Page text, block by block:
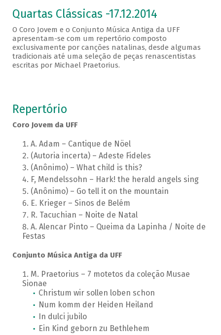
Quartas Clássicas -17.12.2014
O Coro Jovem e o Conjunto Música Antiga da UFF
apresentam-se com um repertório composto
exclusivamente por canções natalinas, desde algumas
tradicionais até uma seleção de peças renascentistas
escritas por Michael Praetorius.
Repertório
Coro Jovem da UFF
A. Adam – Cantique de Nöel
(Autoria incerta) – Adeste Fideles
(Anônimo) – What child is this?
F, Mendelssohn – Hark! the herald angels sing
(Anônimo) – Go tell it on the mountain
E. Krieger – Sinos de Belém
R. Tacuchian – Noite de Natal
A. Alencar Pinto – Queima da Lapinha / Noite de
Festas
Conjunto Música Antiga da UFF
M. Praetorius – 7 motetos da coleção Musae
Sionae
Christum wir sollen loben schon
Num komm der Heiden Heiland
In dulci jubilo
Ein Kind geborn zu Bethlehem